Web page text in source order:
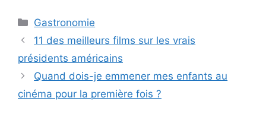
Catégories
Gastronomie
11 des meilleurs films sur les vrais
présidents américains
Quand dois-je emmener mes enfants au
cinéma pour la première fois ?